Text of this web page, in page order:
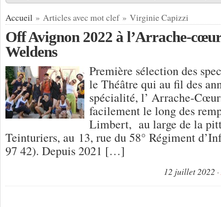
Accueil » Articles avec mot clef » Virginie Capizzi
Off Avignon 2022 à l’Arrache-
Weldens
Première sélection des
le Théâtre qui au fil des
spécialité, l’ Arrache-
facilement le long des
Limbert, au large de la
Teinturiers, au 13, rue du 58° Régiment
97 42). Depuis 2021 […]
12 juillet 2022